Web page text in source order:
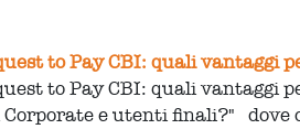
to Pay CBI: quali
to Pay CBI: quali vantaggi
e utenti finali?" dove